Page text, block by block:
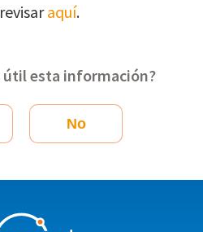
aquí.
útil esta información?
No